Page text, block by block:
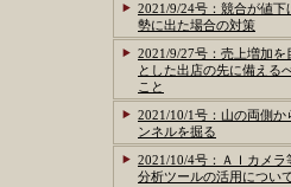
2021/9/24号：競合が値下
勢に出た場合の対策
2021/9/27号：売上増加を
とした出店の先に備える
こと
2021/10/1号：山の両側か
ンネルを掘る
2021/10/4号：ＡＩカメラ
分析ツールの活用につい